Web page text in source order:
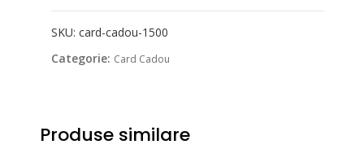
lei
SKU: card-cadou-1500
Categorie: Card Cadou
Produse similare